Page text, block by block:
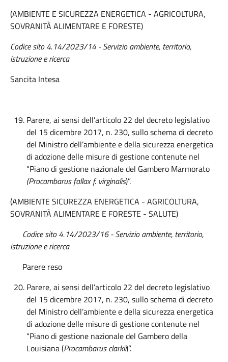
(AMBIENTE E SICUREZZA ENERGETICA - AGRICOLTURA,
SOVRANITÀ ALIMENTARE E FORESTE)
Codice sito 4.14/2023/14 - Servizio ambiente, territorio,
istruzione e ricerca
Sancita Intesa
Parere, ai sensi dell’articolo 22 del decreto legislativo
del 15 dicembre 2017, n. 230, sullo schema di decreto
del Ministro dell’ambiente e della sicurezza energetica
di adozione delle misure di gestione contenute nel
“Piano di gestione nazionale del Gambero Marmorato
(Procambarus fallax f. virginalis)”.
(AMBIENTE SICUREZZA ENERGETICA - AGRICOLTURA,
SOVRANITÀ ALIMENTARE E FORESTE - SALUTE)
Codice sito 4.14/2023/16 - Servizio ambiente, territorio,
istruzione e ricerca
Parere reso
Parere, ai sensi dell’articolo 22 del decreto legislativo
del 15 dicembre 2017, n. 230, sullo schema di decreto
del Ministro dell’ambiente e della sicurezza energetica
di adozione delle misure di gestione contenute nel
“Piano di gestione nazionale del Gambero della
Louisiana (Procambarus clarkii)”.